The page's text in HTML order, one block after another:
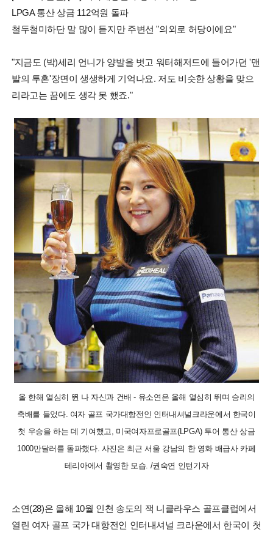
LPGA 통산 상금 112억원 돌파
철두철미하단 말 많이 듣지만 주변선 "의외로 허당이에요"
"지금도 (박)세리 언니가 양발을 벗고 워터해저드에 들어가던 '맨
발의 투혼'장면이 생생하게 기억나요. 저도 비슷한 상황을 맞으
리라고는 꿈에도 생각 못 했죠."
올 한해 열심히 뛴 나 자신과 건배 - 유소연은 올해 열심히 뛰며 승리의
축배를 들었다. 여자 골프 국가대항전인 인터내셔널크라운에서 한국이
첫 우승을 하는 데 기여했고, 미국여자프로골프(LPGA) 투어 통산 상금
1000만달러를 돌파했다. 사진은 최근 서울 강남의 한 영화 배급사 카페
테리아에서 촬영한 모습. /권숙연 인턴기자
소연(28)은 올해 10월 인천 송도의 잭 니클라우스 골프클럽에서
열린 여자 골프 국가 대항전인 인터내셔널 크라운에서 한국이 첫